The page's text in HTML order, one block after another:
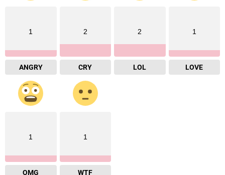
1
ANGRY
2
CRY
2
LOL
1
LOVE
1
OMG
1
WTF